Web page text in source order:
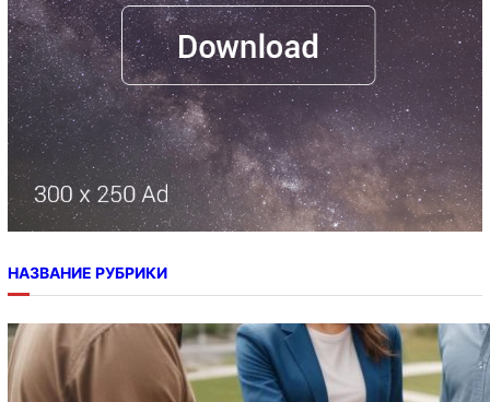
НАЗВАНИЕ РУБРИКИ